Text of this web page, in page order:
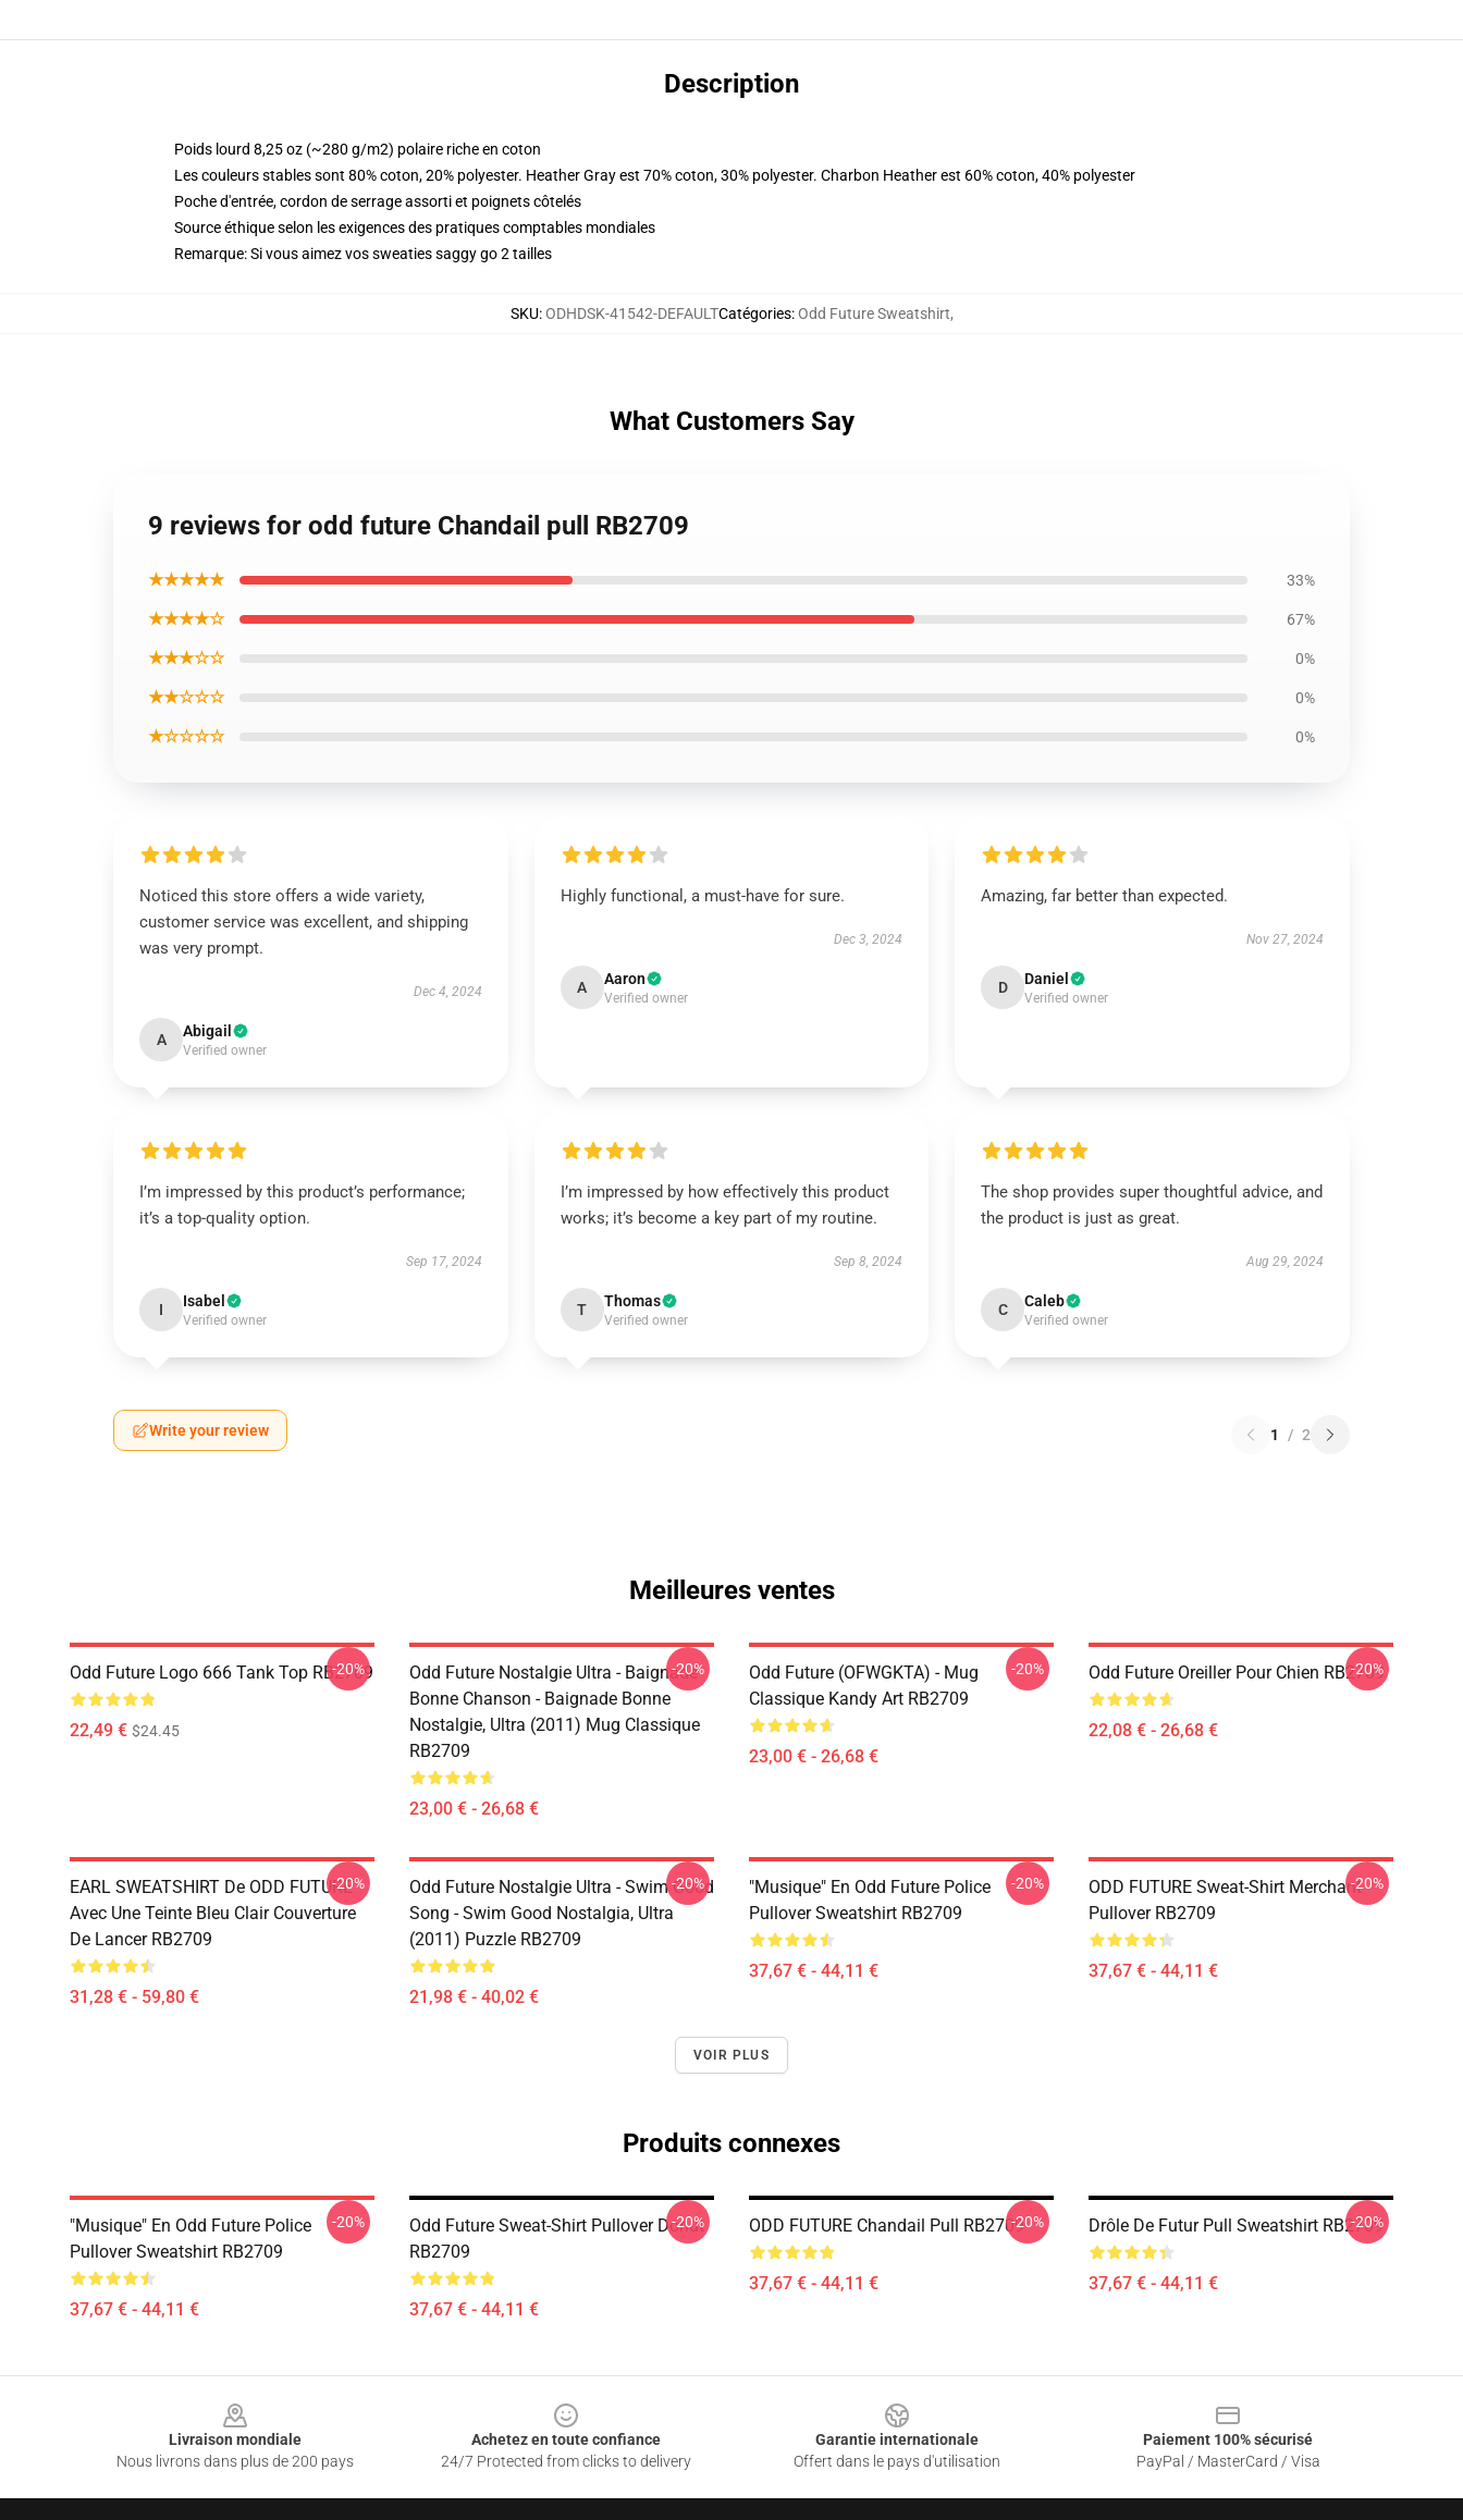
Description
Poids lourd 8,25 oz (~280 g/m2) polaire riche en coton
Les couleurs stables sont 80% coton, 20% polyester. Heather Gray est 70% coton, 30% polyester. Charbon Heather est 60% coton, 40% polyester
Poche d'entrée, cordon de serrage assorti et poignets côtelés
Source éthique selon les exigences des pratiques comptables mondiales
Remarque: Si vous aimez vos sweaties saggy go 2 tailles
SKU:ODHDSK-41542-DEFAULTCatégories:Odd Future Sweatshirt,
What Customers Say
9 reviews for odd future Chandail pull RB2709
★★★★★ 33%
★★★★☆ 67%
★★★☆☆ 0%
★★☆☆☆ 0%
★☆☆☆☆ 0%
Noticed this store offers a wide variety,
customer service was excellent, and shipping
was very prompt.
Dec 4, 2024
A Abigail
Verified owner
Highly functional, a must-have for sure.
Dec 3, 2024
A Aaron
Verified owner
Amazing, far better than expected.
Nov 27, 2024
D Daniel
Verified owner
I’m impressed by this product’s performance;
it’s a top-quality option.
Sep 17, 2024
I Isabel
Verified owner
I’m impressed by how effectively this product
works; it’s become a key part of my routine.
Sep 8, 2024
T Thomas
Verified owner
The shop provides super thoughtful advice, and
the product is just as great.
Aug 29, 2024
C Caleb
Verified owner
Write your review 1 / 2
Meilleures ventes
Odd Future Logo 666 Tank Top RB2709
22,49 € $24.45
-20%
Odd Future Nostalgie Ultra - Baignade
Bonne Chanson - Baignade Bonne
Nostalgie, Ultra (2011) Mug Classique
RB2709
23,00 € - 26,68 €
-20%
Odd Future (OFWGKTA) - Mug
Classique Kandy Art RB2709
23,00 € - 26,68 €
-20% Odd Future Oreiller Pour Chien RB2709
22,08 € - 26,68 €
-20%
EARL SWEATSHIRT De ODD FUTURE
Avec Une Teinte Bleu Clair Couverture
De Lancer RB2709
31,28 € - 59,80 €
-20%
Odd Future Nostalgie Ultra - Swim Good
Song - Swim Good Nostalgia, Ultra
(2011) Puzzle RB2709
21,98 € - 40,02 €
-20%
"Musique" En Odd Future Police
Pullover Sweatshirt RB2709
37,67 € - 44,11 €
-20%
ODD FUTURE Sweat-Shirt Merchant
Pullover RB2709
37,67 € - 44,11 €
-20%
VOIR PLUS
Produits connexes
"Musique" En Odd Future Police
Pullover Sweatshirt RB2709
37,67 € - 44,11 €
-20%
Odd Future Sweat-Shirt Pullover Donut
RB2709
37,67 € - 44,11 €
-20% ODD FUTURE Chandail Pull RB2709
37,67 € - 44,11 €
-20% Drôle De Futur Pull Sweatshirt RB2709
37,67 € - 44,11 €
-20%
Livraison mondiale
Nous livrons dans plus de 200 pays
Achetez en toute confiance
24/7 Protected from clicks to delivery
Garantie internationale
Offert dans le pays d'utilisation
Paiement 100% sécurisé
PayPal / MasterCard / Visa